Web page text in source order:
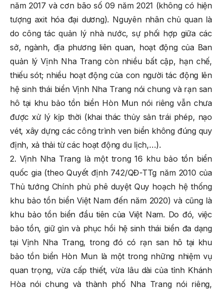
năm 2017 và cơn bão số 09 năm 2021 (không có hiện
tượng axit hóa đại dương). Nguyên nhân chủ quan là
do công tác quản lý nhà nước, sự phối hợp giữa các
sở, ngành, địa phương liên quan, hoạt động của Ban
quản lý Vịnh Nha Trang còn nhiều bất cập, hạn chế,
thiếu sót; nhiều hoạt động của con người tác động lên
hệ sinh thái biển Vịnh Nha Trang nói chung và rạn san
hô tại khu bảo tồn biển Hòn Mun nói riêng vẫn chưa
được xử lý kịp thời (khai thác thủy sản trái phép, nạo
vét, xây dựng các công trình ven biển không đúng quy
định, xả thải từ các hoạt động du lịch,…).
2. Vịnh Nha Trang là một trong 16 khu bảo tồn biển
quốc gia (theo Quyết định 742/QĐ-TTg năm 2010 của
Thủ tướng Chính phủ phê duyệt Quy hoạch hệ thống
khu bảo tồn biển Việt Nam đến năm 2020) và cũng là
khu bảo tồn biển đầu tiên của Việt Nam. Do đó, việc
bảo tồn, giữ gìn và phục hồi hệ sinh thái biển đa dạng
tại Vịnh Nha Trang, trong đó có rạn san hô tại khu
bảo tồn biển Hòn Mun là một trong những nhiệm vụ
quan trọng, vừa cấp thiết, vừa lâu dài của tỉnh Khánh
Hòa nói chung và thành phố Nha Trang nói riêng,